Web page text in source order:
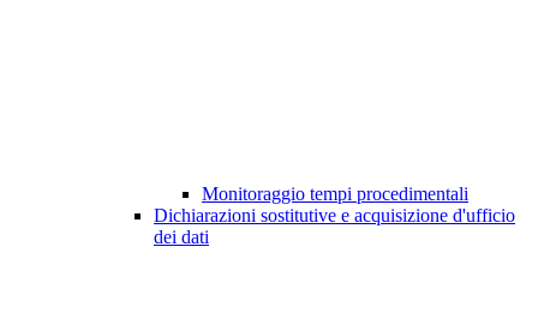
Monitoraggio tempi procedimentali
Dichiarazioni sostitutive e acquisizione d'ufficio
dei dati